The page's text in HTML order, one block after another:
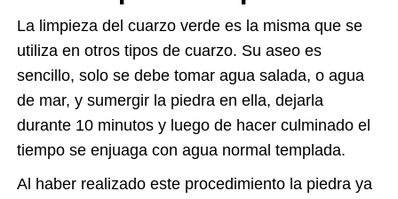
La limpieza del cuarzo verde es la misma que se
utiliza en otros tipos de cuarzo. Su aseo es
sencillo, solo se debe tomar agua salada, o agua
de mar, y sumergir la piedra en ella, dejarla
durante 10 minutos y luego de hacer culminado el
tiempo se enjuaga con agua normal templada.
Al haber realizado este procedimiento la piedra ya